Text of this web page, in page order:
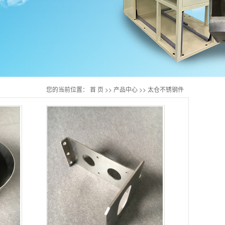
您的当前位置： 首 页 >> 产品中心 >> 太仓不锈钢件